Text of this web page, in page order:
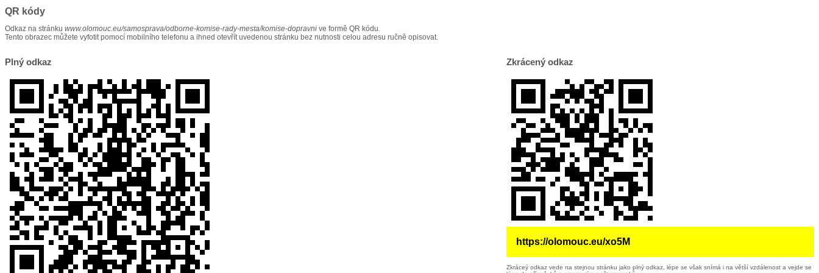
QR kódy
Odkaz na stránku www.olomouc.eu/samosprava/odborne-komise-rady-mesta/komise-dopravni ve formě QR kódu.
Tento obrazec můžete vyfotit pomocí mobilního telefonu a ihned otevřít uvedenou stránku bez nutnosti celou adresu ručně opisovat.
Plný odkaz Zkrácený odkaz
https://olomouc.eu/xo5M
Zkráceý odkaz vede na stejnou stránku jako plný odkaz, lépe se však snímá i na větší vzdálenost a vejde se